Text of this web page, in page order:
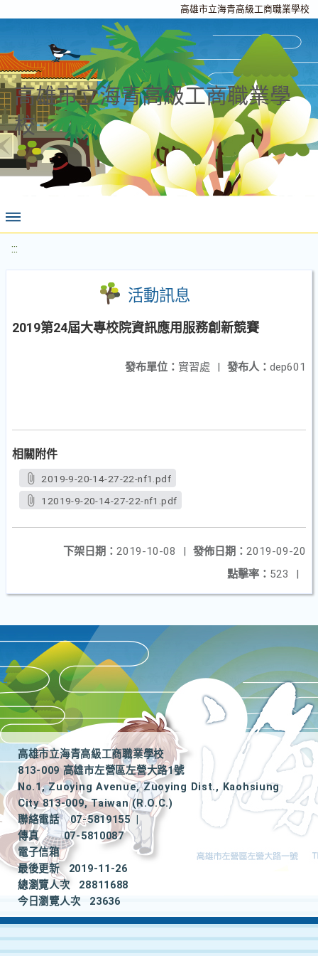
高雄市立海青高級工商職業學校
高雄市立海青高級工商職業學
校
:::
活動訊息
2019第24屆大專校院資訊應用服務創新競賽
發布人： dep601
發布單位： 實習處 |
相關附件
2019-9-20-14-27-22-nf1.pdf
12019-9-20-14-27-22-nf1.pdf
發佈日期： 2019-09-20
下架日期： 2019-10-08
|
點擊率： 523 |
高雄市立海青高級工商職業學校
813-009 高雄市左營區左營大路1號
No.1, Zuoying Avenue, Zuoying Dist., Kaohsiung
City 813-009, Taiwan (R.O.C.)
聯絡電話
07-5819155
|
傳真
07-5810087
電子信箱
最後更新
2019-11-26
總瀏覽人次
28811688
今日瀏覽人次
23636